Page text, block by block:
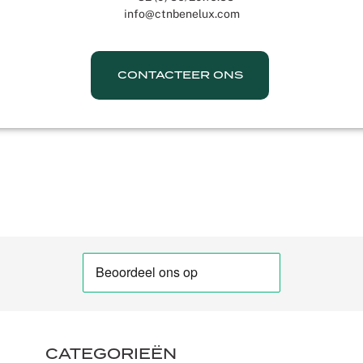
info@ctnbenelux.com
CONTACTEER ONS
CATEGORIEËN